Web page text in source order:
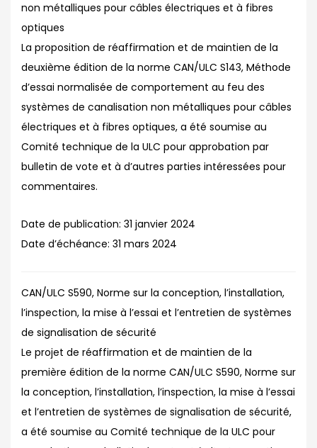
non métalliques pour câbles électriques et à fibres
optiques
La proposition de réaffirmation et de maintien de la
deuxième édition de la norme CAN/ULC S143, Méthode
d’essai normalisée de comportement au feu des
systèmes de canalisation non métalliques pour câbles
électriques et à fibres optiques, a été soumise au
Comité technique de la ULC pour approbation par
bulletin de vote et à d’autres parties intéressées pour
commentaires.
Date de publication: 31 janvier 2024
Date d’échéance: 31 mars 2024
CAN/ULC S590, Norme sur la conception, l’installation,
l’inspection, la mise à l’essai et l’entretien de systèmes
de signalisation de sécurité
Le projet de réaffirmation et de maintien de la
première édition de la norme CAN/ULC S590, Norme sur
la conception, l’installation, l’inspection, la mise à l’essai
et l’entretien de systèmes de signalisation de sécurité,
a été soumise au Comité technique de la ULC pour